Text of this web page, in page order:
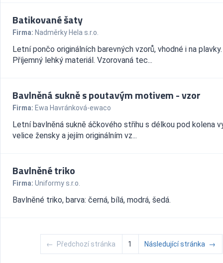
Batikované šaty
Firma: Nadměrky Hela s.r.o.
Letní pončo originálních barevných vzorů, vhodné i na plavky.
Příjemný lehký materiál. Vzorovaná tec...
Bavlněná sukně s poutavým motivem - vzor
Firma: Ewa Havránková-ewaco
Letní bavlněná sukně áčkového střihu s délkou pod kolena
velice žensky a jejím originálním vz...
Bavlněné triko
Firma: Uniformy s.r.o.
Bavlněné triko, barva: černá, bílá, modrá, šedá.
← Předchozí stránka 1 Následující stránka →